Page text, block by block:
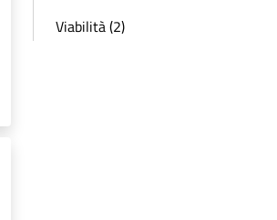
Viabilità (2)